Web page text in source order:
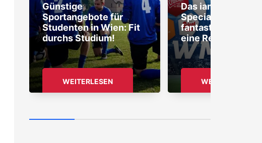
Günstige
Sportangebote für
Studenten in Wien: Fit
durchs Studium!
WEITERLESEN
Das iamstudent
Special: Gewinne
fantastische
eine Reise!
WEITERLESEN